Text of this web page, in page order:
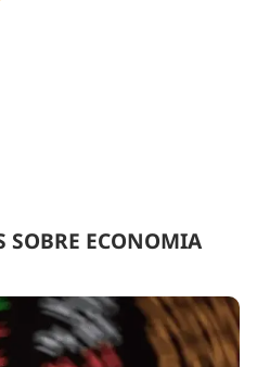
SOBRE ECONOMIA